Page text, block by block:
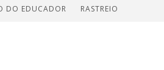
DO EDUCADOR RASTREIO